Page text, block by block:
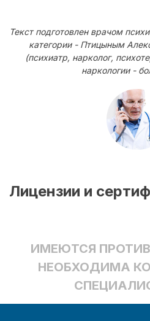
Текст подготовлен врачом
категории - Птицыным
(психиатр, нарколог,
наркологии -
Лицензии и
ИМЕЮТСЯ
НЕОБХОДИМА